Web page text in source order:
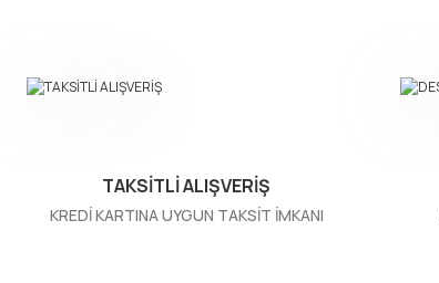
Ürün bilgilerinde hatalar bulunuyor.
TAKSİTLİ ALIŞVERİŞ
KREDİ KARTINA UYGUN TAKSİT İMKANI